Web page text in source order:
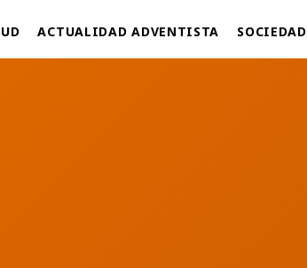
ACTUALIDAD ADVENTISTA SOCIEDAD